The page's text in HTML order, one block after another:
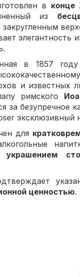
в конце
из
закругленным
элегантность
в 1857 году
и известных
римского
за безупречное
эксклюзивный
для
украшением
ценностью.